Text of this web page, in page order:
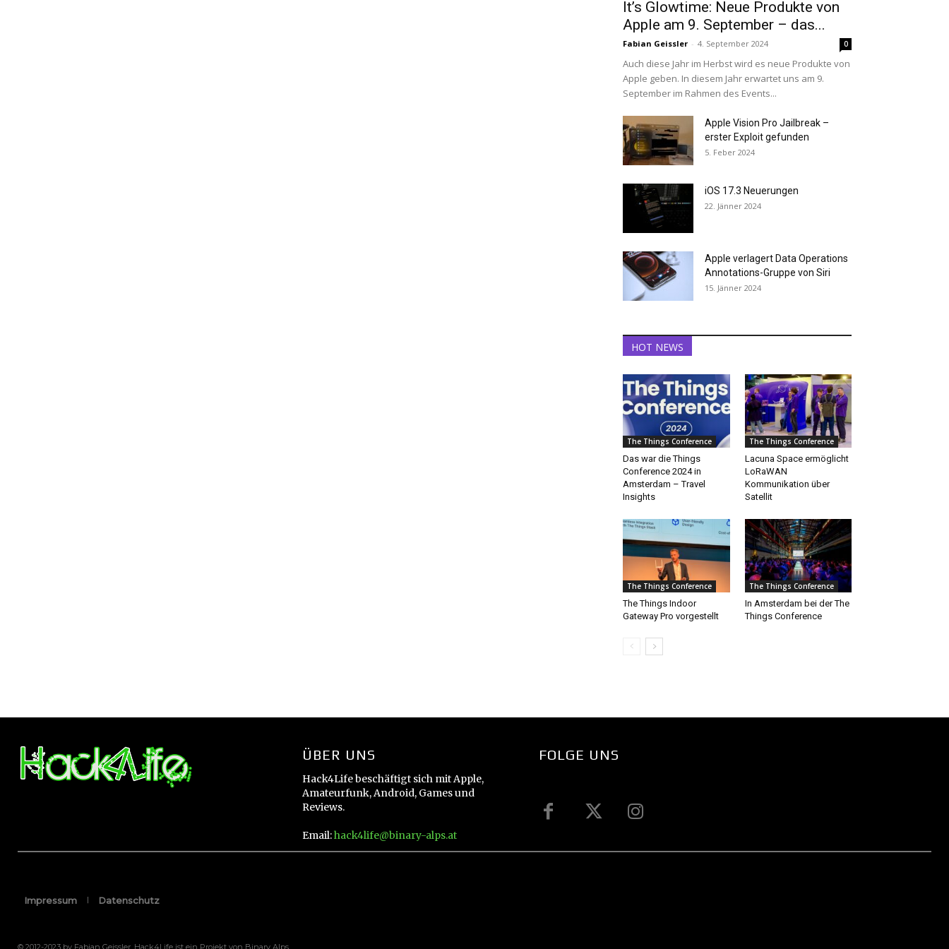
It’s Glowtime: Neue Produkte von
Apple am 9. September – das...
Fabian Geissler - 4. September 2024 0
Auch diese Jahr im Herbst wird es neue Produkte von
Apple geben. In diesem Jahr erwartet uns am 9.
September im Rahmen des Events...
Apple Vision Pro Jailbreak –
erster Exploit gefunden
5. Feber 2024
iOS 17.3 Neuerungen
22. Jänner 2024
Apple verlagert Data Operations
Annotations-Gruppe von Siri
15. Jänner 2024
HOT NEWS
The Things Conference
Das war die Things
Conference 2024 in
Amsterdam – Travel
Insights
The Things Conference
Lacuna Space ermöglicht
LoRaWAN
Kommunikation über
Satellit
The Things Conference
The Things Indoor
Gateway Pro vorgestellt
The Things Conference
In Amsterdam bei der The
Things Conference
ÜBER UNS
Hack4Life beschäftigt sich mit Apple,
Amateurfunk, Android, Games und
Reviews.
Email:hack4life@binary-alps.at
FOLGE UNS
Impressum Datenschutz